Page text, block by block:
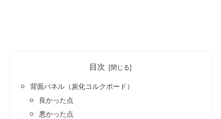
目次
背面パネル（炭化コルクボード）
良かった点
悪かった点